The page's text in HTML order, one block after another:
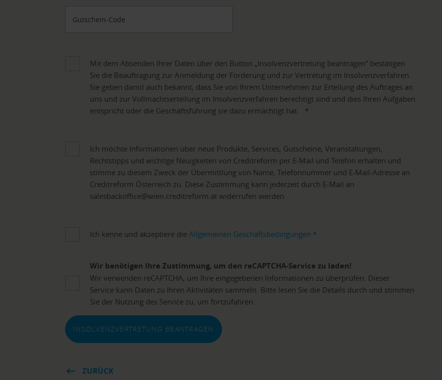
Gutschein-Code
Mit dem Absenden Ihrer Daten über den Button „Insolvenzvertretung beantragen“ bestätigen
Sie die Beauftragung zur Anmeldung der Forderung und zur Vertretung im Insolvenzverfahren.
Sie geben damit auch bekannt, dass Sie von Ihrem Unternehmen zur Erteilung des Auftrages an
uns und zur Vollmachtserteilung im Insolvenzverfahren berechtigt sind und dies Ihren Aufgaben
entspricht oder die Geschäftsführung sie dazu ermächtigt hat. *
Ich möchte Informationen über neue Produkte, Services, Gutscheine, Veranstaltungen,
Rechtstipps und wichtige Neuigkeiten von Creditreform per E-Mail und Telefon erhalten und
stimme zu diesem Zweck der Übermittlung von Name, Telefonnummer und E-Mail-Adresse an
Creditreform Österreich zu. Diese Zustimmung kann jederzeit durch E-Mail an
salesbackoffice@wien.creditreform.at widerrufen werden.
Ich kenne und akzeptiere die Allgemeinen Geschäftsbedingungen *
Wir benötigen Ihre Zustimmung, um den reCAPTCHA-Service zu laden!
Wir verwenden reCAPTCHA, um Ihre eingegebenen Informationen zu überprüfen. Dieser
Service kann Daten zu Ihren Aktivitäten sammeln. Bitte lesen Sie die Details durch und stimmen
Sie der Nutzung des Service zu, um fortzufahren.
INSOLVENZVERTRETUNG BEANTRAGEN
ZURÜCK